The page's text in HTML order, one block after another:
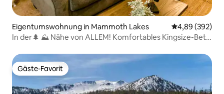
Eigentumswohnung in Mammoth Lakes
4,89 (392)
In der🌲 ⛰ Nähe von ALLEM! Komfortables Kingsize-Bett
Gäste-Favorit
Gäste-Favorit